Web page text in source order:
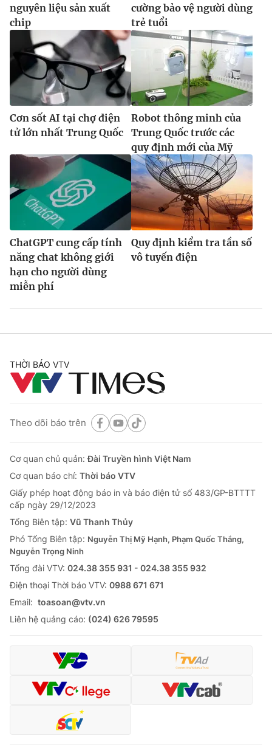
nguyên liệu sản xuất
chip
cường bảo vệ người dùng
trẻ tuổi
Cơn sốt AI tại chợ điện
tử lớn nhất Trung Quốc
Robot thông minh của
Trung Quốc trước các
quy định mới của Mỹ
ChatGPT cung cấp tính
năng chat không giới
hạn cho người dùng
miễn phí
Quy định kiểm tra tần số
vô tuyến điện
THỜI BÁO VTV
Theo dõi báo trên
Cơ quan chủ quản:Đài Truyền hình Việt Nam
Cơ quan báo chí: Thời báo VTV
Giấy phép hoạt động báo in và báo điện tử số 483/GP-BTTTT
cấp ngày 29/12/2023
Tổng Biên tập: Vũ Thanh Thủy
Phó Tổng Biên tập: Nguyễn Thị Mỹ Hạnh, Phạm Quốc Thắng,
Nguyễn Trọng Ninh
Tổng đài VTV: 024.38 355 931 - 024.38 355 932
Ðiện thoại Thời báo VTV: 0988 671 671
Email: toasoan@vtv.vn
Liên hệ quảng cáo: (024) 626 79595